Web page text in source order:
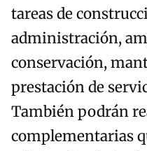
tareas de
administración,
conservación,
prestación de
También podrán
complementarias